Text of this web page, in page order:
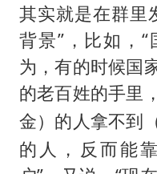
其实就是在群里
背景”，比如，
为，有的时候国
的老百姓的手里
金）的人拿不到
的人，反而能